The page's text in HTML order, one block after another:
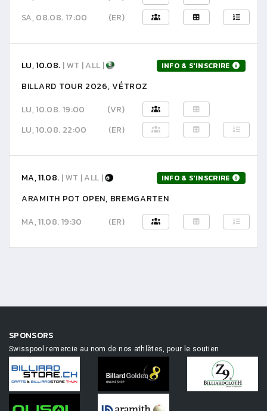
SA, 08.08. 17:00
(ER)
LU, 10.08. | WT | ALL | INFO & S'INSCRIRE
BILLARD TOUR 2026, VÉTROZ
LU, 10.08. 19:00
(VR)
LU, 10.08. 22:00
(ER)
MA, 11.08. | WT | ALL | INFO & S'INSCRIRE
ARAMITH POT OPEN, BREMGARTEN
MA, 11.08. 19:30
(ER)
SPONSORS
Swisspool remercie au nom de nos athlètes, pour le soutien